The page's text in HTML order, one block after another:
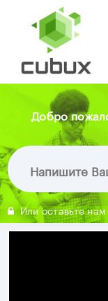
Добро
Или оставьте